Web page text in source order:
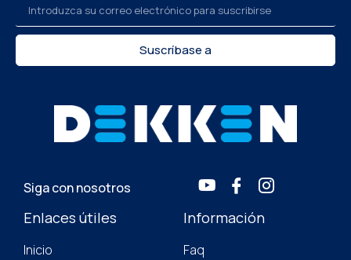
Suscríbase a
Siga con nosotros
Enlaces útiles
Inicio
Información
Faq